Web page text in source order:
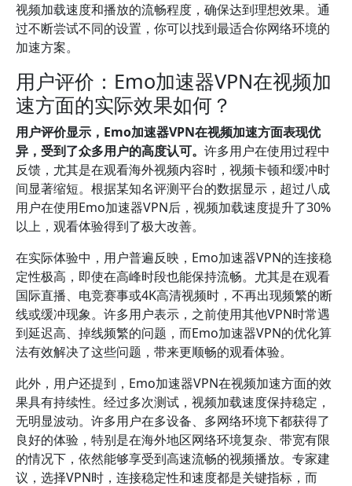
视频加载速度和播放的流畅程度，确保达到理想效果。通
过不断尝试不同的设置，你可以找到最适合你网络环境的
加速方案。
用户评价：Emo加速器VPN在视频加
速方面的实际效果如何？
用户评价显示，Emo加速器VPN在视频加速方面表现优
异，受到了众多用户的高度认可。 许多用户在使用过程中
反馈，尤其是在观看海外视频内容时，视频卡顿和缓冲时
间显著缩短。根据某知名评测平台的数据显示，超过八成
用户在使用Emo加速器VPN后，视频加载速度提升了30%
以上，观看体验得到了极大改善。
在实际体验中，用户普遍反映，Emo加速器VPN的连接稳
定性极高，即使在高峰时段也能保持流畅。尤其是在观看
国际直播、电竞赛事或4K高清视频时，不再出现频繁的断
线或缓冲现象。许多用户表示，之前使用其他VPN时常遇
到延迟高、掉线频繁的问题，而Emo加速器VPN的优化算
法有效解决了这些问题，带来更顺畅的观看体验。
此外，用户还提到，Emo加速器VPN在视频加速方面的效
果具有持续性。经过多次测试，视频加载速度保持稳定，
无明显波动。许多用户在多设备、多网络环境下都获得了
良好的体验，特别是在海外地区网络环境复杂、带宽有限
的情况下，依然能够享受到高速流畅的视频播放。专家建
议，选择VPN时，连接稳定性和速度都是关键指标，而